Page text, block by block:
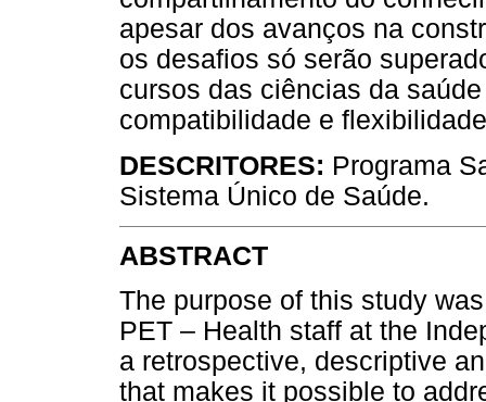
apesar dos avanços na
os desafios só serão
cursos das ciências da
compatibilidade e
DESCRITORES: Programa
Sistema Único de Saúde.
ABSTRACT
The purpose of this study
PET – Health staff at the
a retrospective, descriptive
that makes it possible to